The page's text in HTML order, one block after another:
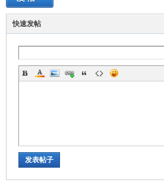
快速发帖
发表帖子